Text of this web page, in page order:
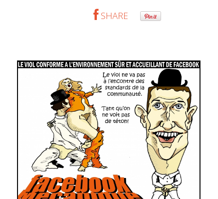
SHARE